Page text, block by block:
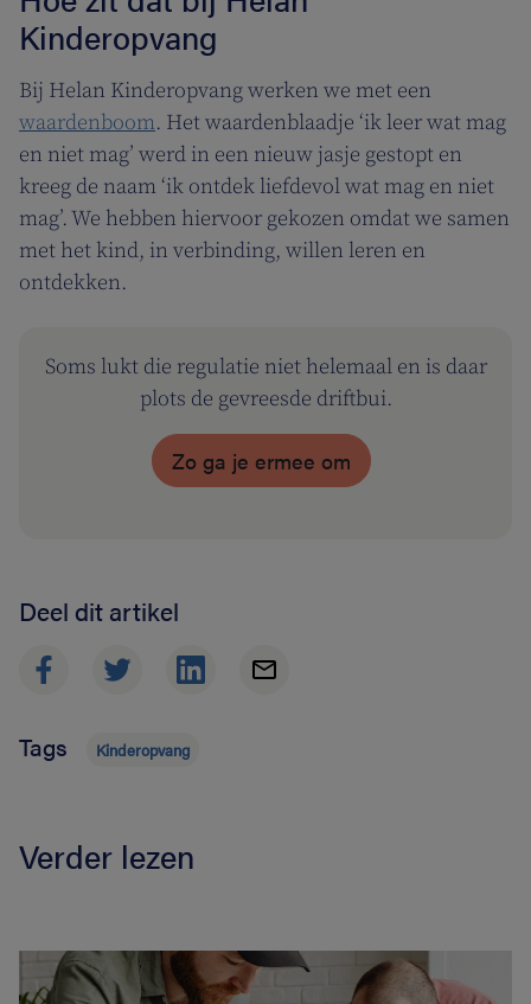
Kinderopvang
Bij Helan Kinderopvang werken we met een
waardenboom. Het waardenblaadje ‘ik leer wat mag
en niet mag’ werd in een nieuw jasje gestopt en
kreeg de naam ‘ik ontdek liefdevol wat mag en niet
mag’. We hebben hiervoor gekozen omdat we samen
met het kind, in verbinding, willen leren en
ontdekken.
Soms lukt die regulatie niet helemaal en is daar
plots de gevreesde driftbui.
Zo ga je ermee om
Deel dit artikel
Tags Kinderopvang
Verder lezen